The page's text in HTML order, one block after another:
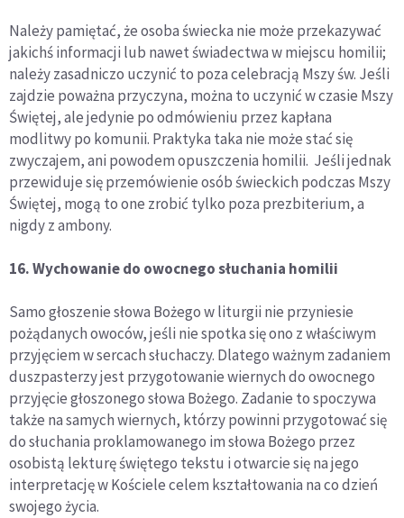
Należy pamiętać, że osoba świecka nie może przekazywać
jakichś informacji lub nawet świadectwa w miejscu homilii;
należy zasadniczo uczynić to poza celebracją Mszy św. Jeśli
zajdzie poważna przyczyna, można to uczynić w czasie Mszy
Świętej, ale jedynie po odmówieniu przez kapłana
modlitwy po komunii. Praktyka taka nie może stać się
zwyczajem, ani powodem opuszczenia homilii. Jeśli jednak
przewiduje się przemówienie osób świeckich podczas Mszy
Świętej, mogą to one zrobić tylko poza prezbiterium, a
nigdy z ambony.
16. Wychowanie do owocnego słuchania homilii
Samo głoszenie słowa Bożego w liturgii nie przyniesie
pożądanych owoców, jeśli nie spotka się ono z właściwym
przyjęciem w sercach słuchaczy. Dlatego ważnym zadaniem
duszpasterzy jest przygotowanie wiernych do owocnego
przyjęcie głoszonego słowa Bożego. Zadanie to spoczywa
także na samych wiernych, którzy powinni przygotować się
do słuchania proklamowanego im słowa Bożego przez
osobistą lekturę świętego tekstu i otwarcie się na jego
interpretację w Kościele celem kształtowania na co dzień
swojego życia.